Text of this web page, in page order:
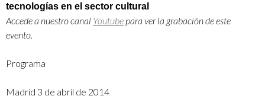
tecnologías en el sector cultural
Accede a nuestro canal Youtube para ver la grabación de este
evento.
Programa
Madrid 3 de abril de 2014